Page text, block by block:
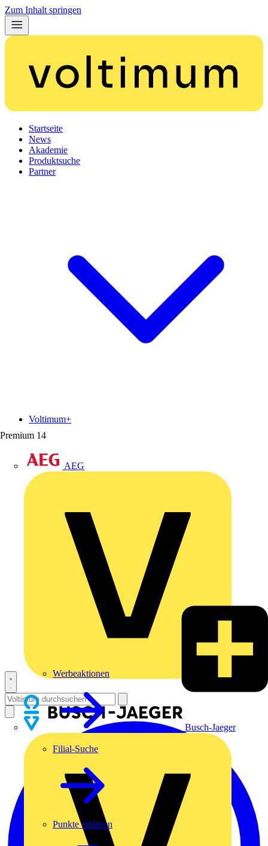
Zum Inhalt springen
Startseite
News
Akademie
Produktsuche
Partner
Premium 14
AEG
Busch-Jaeger
Voltimum+
Werbeaktionen
Filial-Suche
Punkte einlösen